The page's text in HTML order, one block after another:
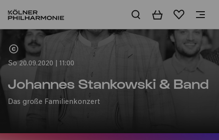
WarenkorbMerkliste
Home
So 20.09.2020 | 11:00
Johannes Stankowski & Band
Das große Familienkonzert